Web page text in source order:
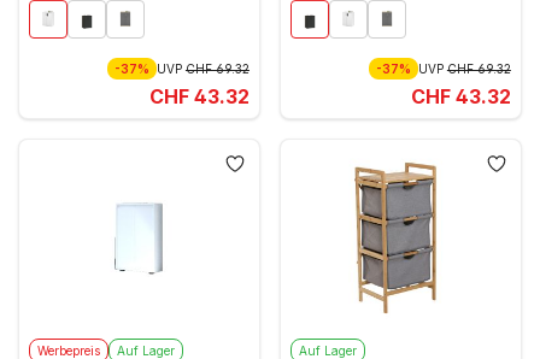
-37% UVP CHF 69.32
CHF 43.32
-37% UVPCHF 69.32
CHF 43.32
Werbepreis Auf Lager Auf Lager